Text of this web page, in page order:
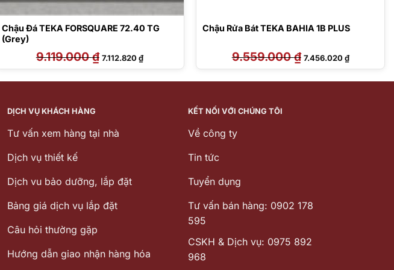
Chậu Đá TEKA FORSQUARE 72.40 TG
(Grey)
9.119.000₫ Giá
gốc
là:
7.112.820₫Giá
hiện
tại
7.112.820 ₫.
Chậu Rửa Bát TEKA BAHIA 1B PLUS
9.559.000₫ Giá
gốc
là:
7.456.020₫Giá
hiện
tại
7.456.020
DỊCH VỤ KHÁCH HÀNG
Tư vấn xem hàng tại nhà
Dịch vụ thiết kế
Dịch vu bảo dưỡng, lắp đặt
Bảng giá dịch vụ lắp đặt
Câu hỏi thường gặp
Hướng dẫn giao nhận hàng hóa
KẾT NỐI VỚI CHÚNG TÔI
Về công ty
Tin tức
Tuyển dụng
Tư vấn bán hàng: 0902 178
595
CSKH & Dịch vụ: 0975 892
968